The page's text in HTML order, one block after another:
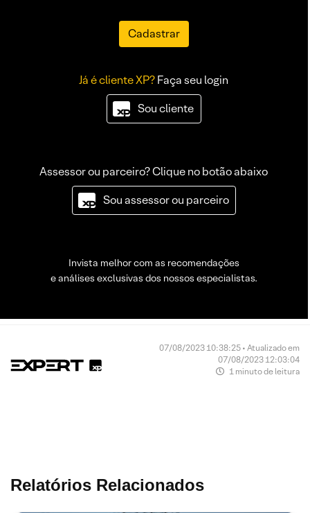
Cadastrar
Já é cliente XP?Faça seu login
Sou cliente
Assessor ou parceiro? Clique no botão abaixo
Sou assessor ou parceiro
Invista melhor com as recomendações
e análises exclusivas dos nossos especialistas.
07/08/2023 10:38:25 • Atualizado em
07/08/2023 12:03:04
1 minuto de leitura
Relatórios Relacionados